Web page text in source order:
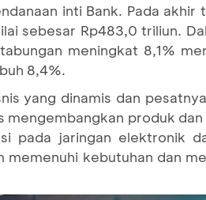
inti Bank. Pada akhir
sebesar Rp483,0 triliun.
meningkat 8,1%
8,4%.
yang dinamis dan
produk
pada jaringan elektronik
kebutuhan dan